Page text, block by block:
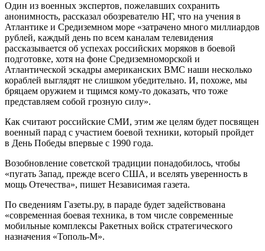
Один из военных экспертов, пожелавших сохранить
анонимность, рассказал обозревателю НГ, что на учения в
Атлантике и Средиземном море «затрачено много миллиардов
рублей, каждый день по всем каналам телевидения
рассказывается об успехах российских моряков в боевой
подготовке, хотя на фоне Средиземноморской и
Атлантической эскадры американских ВМС наши несколько
кораблей выглядят не слишком убедительно. И, похоже, мы
бряцаем оружием и тщимся кому-то доказать, что тоже
представляем собой грозную силу».
Как считают российские СМИ, этим же целям будет посвящен
военный парад с участием боевой техники, который пройдет
в День Победы впервые с 1990 года.
Возобновление советской традиции понадобилось, чтобы
«пугать Запад, прежде всего США, и вселять уверенность в
мощь Отечества», пишет Независимая газета.
По сведениям Газеты.ру, в параде будет задействована
«современная боевая техника, в том числе современные
мобильные комплексы Ракетных войск стратегического
назначения «Тополь-М».